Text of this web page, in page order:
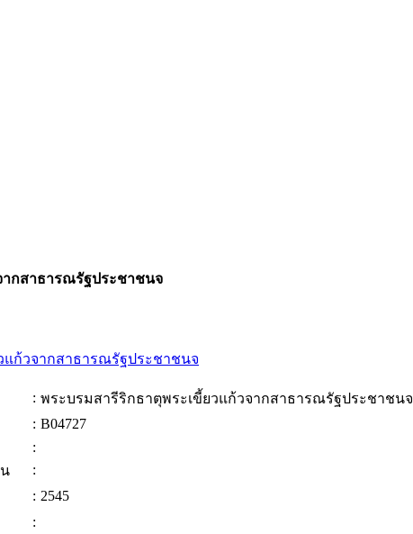
ากสาธารณรัฐประชาชนจ
แก้วจากสาธารณรัฐประชาชนจ
: พระบรมสารีริกธาตุพระเขี้ยวแก้วจากสาธารณรัฐประชาชนจ
: B04727
:
:
: 2545
: